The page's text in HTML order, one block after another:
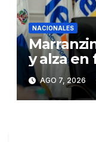
NACIONALES
y alza en
calor y
AGO 7, 2026